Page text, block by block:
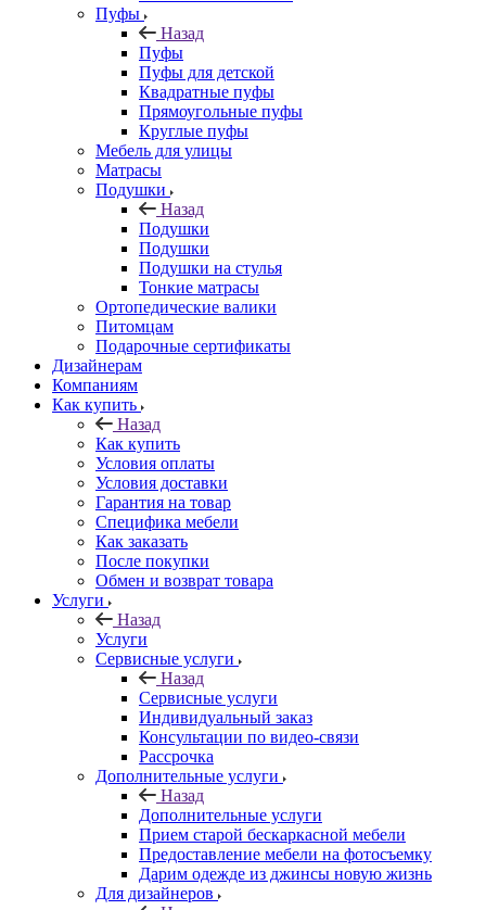
Пуфы
Назад
Пуфы
Пуфы для детской
Квадратные пуфы
Прямоугольные пуфы
Круглые пуфы
Мебель для улицы
Матрасы
Подушки
Назад
Подушки
Подушки
Подушки на стулья
Тонкие матрасы
Ортопедические валики
Питомцам
Подарочные сертификаты
Дизайнерам
Компаниям
Как купить
Назад
Как купить
Условия оплаты
Условия доставки
Гарантия на товар
Специфика мебели
Как заказать
После покупки
Обмен и возврат товара
Услуги
Назад
Услуги
Сервисные услуги
Назад
Сервисные услуги
Индивидуальный заказ
Консультации по видео-связи
Рассрочка
Дополнительные услуги
Назад
Дополнительные услуги
Прием старой бескаркасной мебели
Предоставление мебели на фотосъемку
Дарим одежде из джинсы новую жизнь
Для дизайнеров